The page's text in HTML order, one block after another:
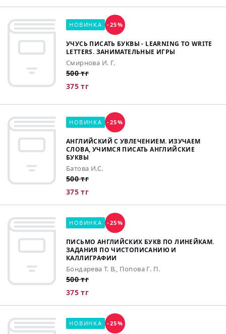
НОВИНКА -25%
УЧУСЬ ПИСАТЬ БУКВЫ - LEARNING TO WRITE
LETTERS. ЗАНИМАТЕЛЬНЫЕ ИГРЫ
Смирнова И. Г.
500 тг
375 тг
НОВИНКА -25%
АНГЛИЙСКИЙ С УВЛЕЧЕНИЕМ. ИЗУЧАЕМ
СЛОВА, УЧИМСЯ ПИСАТЬ АНГЛИЙСКИЕ
БУКВЫ
Батова И.С.
500 тг
375 тг
НОВИНКА -25%
ПИСЬМО АНГЛИЙСКИХ БУКВ ПО ЛИНЕЙКАМ.
ЗАДАНИЯ ПО ЧИСТОПИСАНИЮ И
КАЛЛИГРАФИИ
Бондарева Т. В., Попова Г. П.
500 тг
375 тг
НОВИНКА -25%